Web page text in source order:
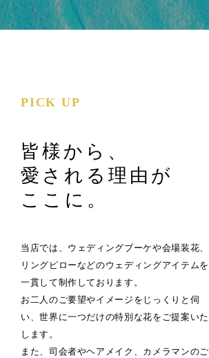
PICK UP
皆様から、
愛される理由が
ここに。
当店では、ウェディングブーケや会場装花、
リングピローなどのウェディングアイテムを
一貫して制作しております。
お二人のご要望やイメージをじっくりと伺
い、世界に一つだけの特別な花をご提案いた
します。
また、司会者やヘアメイク、カメラマンのご